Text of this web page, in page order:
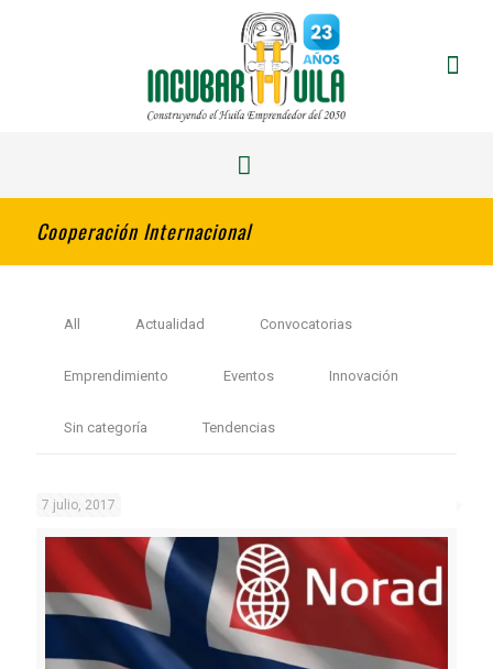
Cooperación Internacional
All Actualidad Convocatorias
Emprendimiento Eventos Innovación
Sin categoría Tendencias
7 julio, 2017